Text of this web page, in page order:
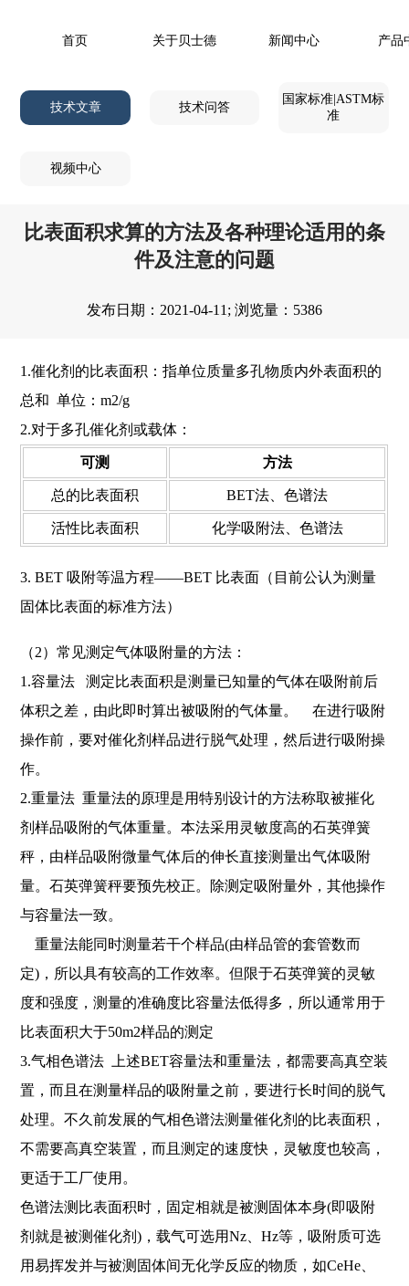
首页 关于贝士德 新闻中心 产品
技术文章 技术问答
国家标准|ASTM标
准
视频中心
比表面积求算的方法及各种理论适用的条
件及注意的问题
发布日期：2021-04-11; 浏览量：5386
1.催化剂的比表面积：指单位质量多孔物质内外表面积的
总和 单位：m2/g
2.对于多孔催化剂或载体：
可测 方法
总的比表面积 BET法、色谱法
活性比表面积 化学吸附法、色谱法
3. BET 吸附等温方程――BET 比表面（目前公认为测量
固体比表面的标准方法）
（2）常见测定气体吸附量的方法：
1.容量法 测定比表面积是测量已知量的气体在吸附前后
体积之差，由此即时算出被吸附的气体量。 在进行吸附
操作前，要对催化剂样品进行脱气处理，然后进行吸附操
作。
2.重量法 重量法的原理是用特别设计的方法称取被摧化
剂样品吸附的气体重量。本法采用灵敏度高的石英弹簧
秤，由样品吸附微量气体后的伸长直接测量出气体吸附
量。石英弹簧秤要预先校正。除测定吸附量外，其他操作
与容量法一致。
重量法能同时测量若干个样品(由样品管的套管数而
定)，所以具有较高的工作效率。但限于石英弹簧的灵敏
度和强度，测量的准确度比容量法低得多，所以通常用于
比表面积大于50m2样品的测定
3.气相色谱法 上述BET容量法和重量法，都需要高真空装
置，而且在测量样品的吸附量之前，要进行长时间的脱气
处理。不久前发展的气相色谱法测量催化剂的比表面积，
不需要高真空装置，而且测定的速度快，灵敏度也较高，
更适于工厂使用。
色谱法测比表面积时，固定相就是被测固体本身(即吸附
剂就是被测催化剂)，载气可选用Nz、Hz等，吸附质可选
用易挥发并与被测固体间无化学反应的物质，如CeHe、